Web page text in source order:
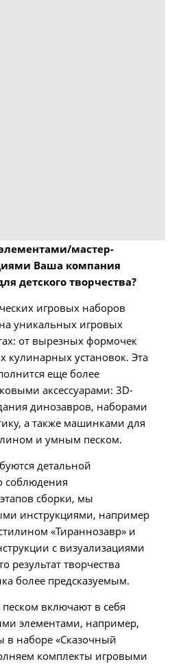
мастер-
Ваша компания
детского творчества?
игровых наборов
уникальных игровых
от вырезных формочек
кулинарных установок. Эта
еще более
аксессуарами: 3D-
динозавров, наборами
а также машинками для
и умным песком.
детальной
соблюдения
сборки, мы
инструкциями, например
«Тираннозавр» и
с визуализациями
результат творчества
более предсказуемым.
включают в себя
элементами, например,
в наборе «Сказочный
комплекты игровыми